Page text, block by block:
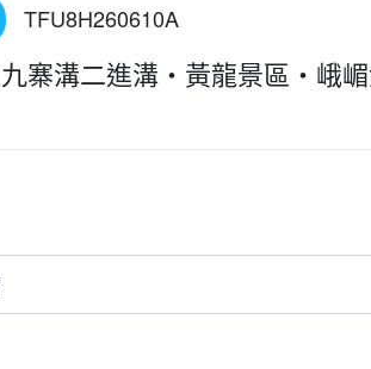
TFU8H260610A
九寨溝二進溝・黃龍景區・峨